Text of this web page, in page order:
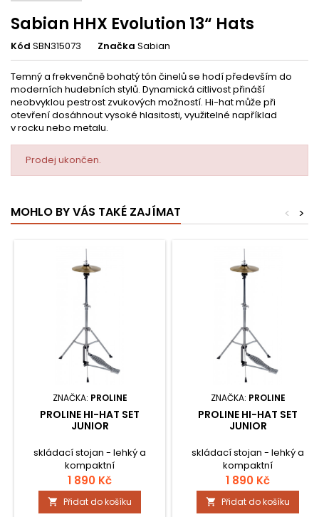
Sabian HHX Evolution 13“ Hats
Kód SBN315073 Značka Sabian
Temný a frekvenčně bohatý tón činelů se hodí především do
moderních hudebních stylů. Dynamická citlivost přináší
neobvyklou pestrost zvukových možností. Hi-hat může při
otevření dosáhnout vysoké hlasitosti, využitelné například
v rocku nebo metalu.
Prodej ukončen.
MOHLO BY VÁS TAKÉ ZAJÍMAT >
<
ZNAČKA: PROLINE
PROLINE HI-HAT SET
JUNIOR
skládací stojan - lehký a
kompaktní
1 890 Kč
 Přidat do košíku
ZNAČKA: PROLINE
PROLINE HI-HAT SET
JUNIOR
skládací stojan - lehký a
kompaktní
1 890 Kč
 Přidat do košíku